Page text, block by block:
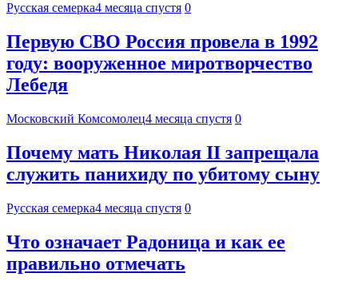
Русская семерка4 месяца спустя 0
Первую СВО Россия провела в 1992
году: вооруженное миротворчество
Лебедя
Московский Комсомолец4 месяца спустя 0
Почему мать Николая II запрещала
служить панихиду по убитому сыну
Русская семерка4 месяца спустя 0
Что означает Радоница и как ее
правильно отмечать